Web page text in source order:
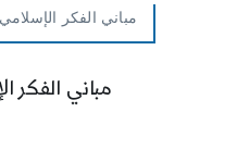
مباني الفكر
مباني الفكر